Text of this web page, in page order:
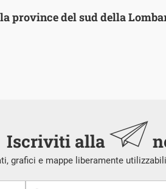
province del sud della
Iscriviti alla
grafici e mappe liberamente